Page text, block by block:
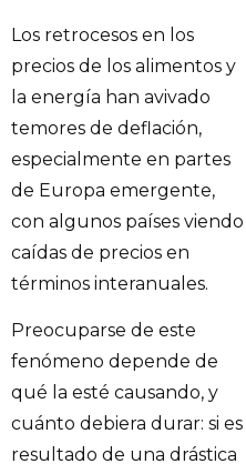
Los retrocesos en los
precios de los alimentos y
la energía han avivado
temores de deflación,
especialmente en partes
de Europa emergente,
con algunos países viendo
caídas de precios en
términos interanuales.
Preocuparse de este
fenómeno depende de
qué la esté causando, y
cuánto debiera durar: si es
resultado de una drástica